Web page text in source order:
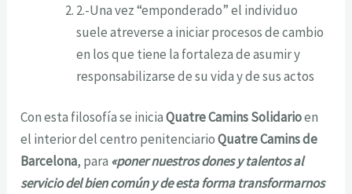
2.-Una vez “emponderado” el individuo
suele atreverse a iniciar procesos de cambio
en los que tiene la fortaleza de asumir y
responsabilizarse de su vida y de sus actos
Con esta filosofía se iniciaQuatre Camins Solidarioen
el interior del centro penitenciarioQuatre Camins de
Barcelona, para «poner nuestros dones y talentos al
servicio del bien común y de esta forma transformarnos